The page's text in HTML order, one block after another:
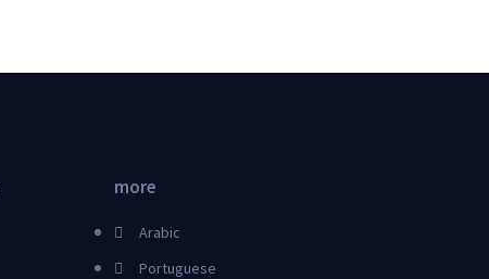
more
Arabic
Portuguese